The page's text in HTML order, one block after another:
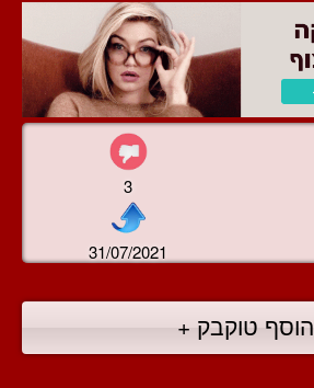
3
31/07/2021
הוסף טוקבק +